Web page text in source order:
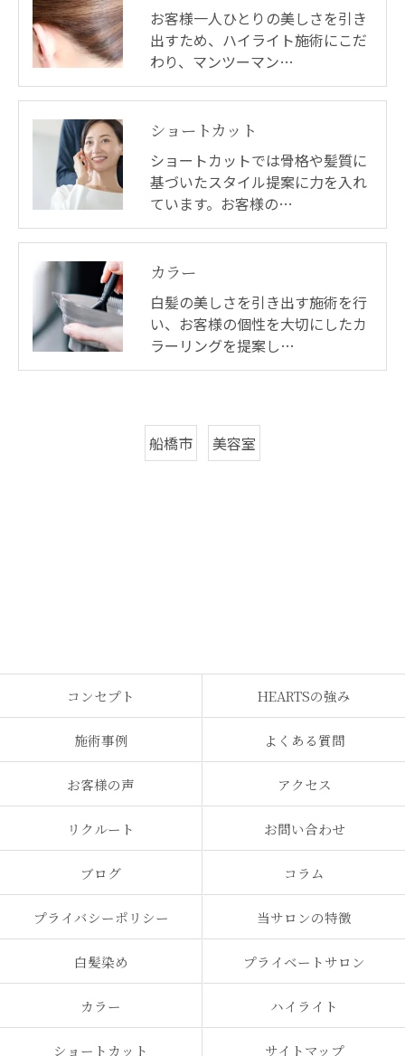
お客様一人ひとりの美しさを引き
出すため、ハイライト施術にこだ
わり、マンツーマン…
ショートカット
ショートカットでは骨格や髪質に
基づいたスタイル提案に力を入れ
ています。お客様の…
カラー
白髪の美しさを引き出す施術を行
い、お客様の個性を大切にしたカ
ラーリングを提案し…
船橋市 美容室
コンセプト HEARTSの強み
施術事例 よくある質問
お客様の声 アクセス
リクルート お問い合わせ
ブログ コラム
プライバシーポリシー 当サロンの特徴
白髪染め プライベートサロン
カラー ハイライト
ショートカット サイトマップ